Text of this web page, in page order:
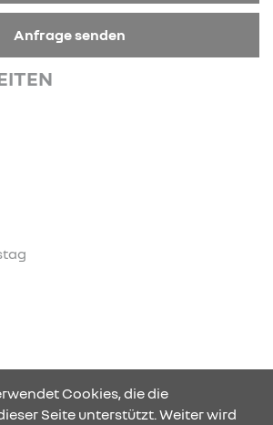
Anfrage senden
Cookies, die die
Seite unterstützt. Weiter wird